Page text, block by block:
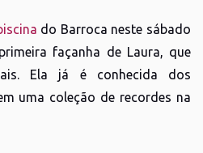
do Barroca neste sábado
façanha de Laura, que
Ela já é conhecida dos
uma coleção de recordes na